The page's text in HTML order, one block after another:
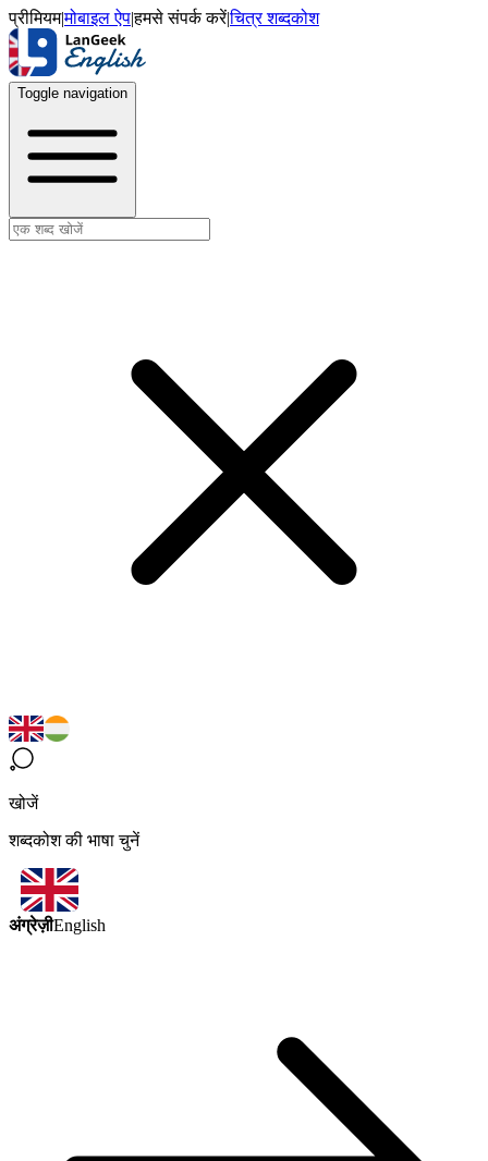
प्रीमियम|मोबाइल ऐप|हमसे संपर्क करें|चित्र शब्दकोश
Toggle navigation
खोजें
शब्दकोश की भाषा चुनें
अंग्रेज़ीEnglish